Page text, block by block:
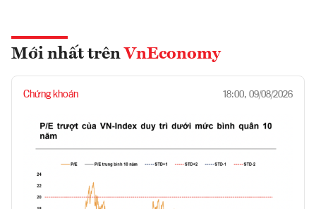
Mới nhất trên VnEconomy
Chứng khoán 18:00, 09/08/2026